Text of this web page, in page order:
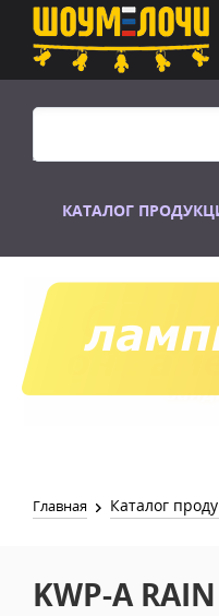
КАТАЛОГ
Распродажа
Главная Каталог
KWP-A